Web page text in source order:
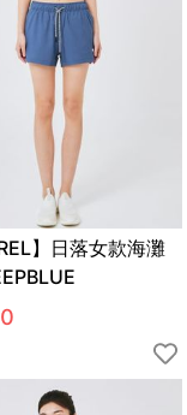
】日落女款海灘